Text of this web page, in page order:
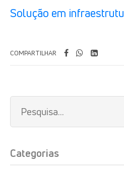
Solução em
COMPARTILHAR
Categorias